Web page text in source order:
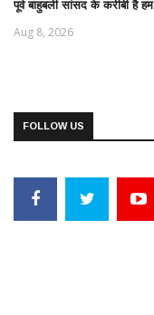
पूर्व बाहुबली सांसद के करीबी है
Aug 8, 2026
FOLLOW US